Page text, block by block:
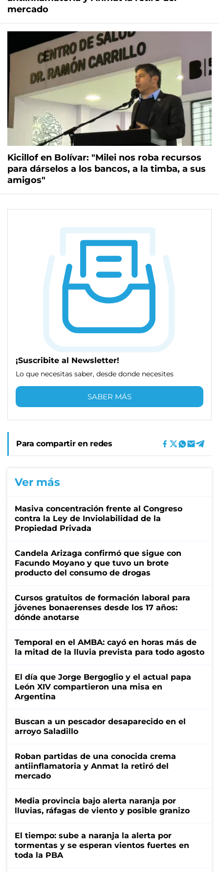
mercado
Kicillof en Bolívar: "Milei nos roba recursos
para dárselos a los bancos, a la timba, a sus
amigos"
¡Suscribite al Newsletter!
Lo que necesitas saber, desde donde necesites
SABER MÁS
Para compartir en redes
Ver más
Masiva concentración frente al Congreso
contra la Ley de Inviolabilidad de la
Propiedad Privada
Candela Arizaga confirmó que sigue con
Facundo Moyano y que tuvo un brote
producto del consumo de drogas
Cursos gratuitos de formación laboral para
jóvenes bonaerenses desde los 17 años:
dónde anotarse
Temporal en el AMBA: cayó en horas más de
la mitad de la lluvia prevista para todo agosto
El día que Jorge Bergoglio y el actual papa
León XIV compartieron una misa en
Argentina
Buscan a un pescador desaparecido en el
arroyo Saladillo
Roban partidas de una conocida crema
antiinflamatoria y Anmat la retiró del
mercado
Media provincia bajo alerta naranja por
lluvias, ráfagas de viento y posible granizo
El tiempo: sube a naranja la alerta por
tormentas y se esperan vientos fuertes en
toda la PBA